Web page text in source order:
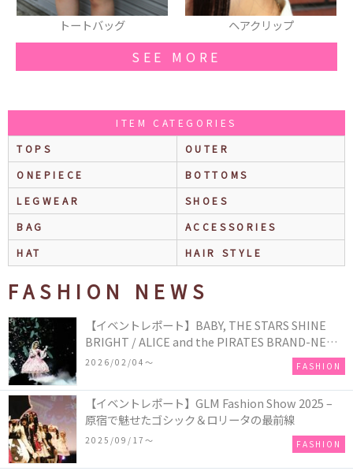
SEE MORE
ITEM CATEGORIES
TOPS
OUTER
ONEPIECE
BOTTOMS
LEGWEAR
SHOES
BAG
ACCESSORIES
HAT
HAIR STYLE
FASHION NEWS
【イベントレポート】BABY, THE STARS SHINE
BRIGHT / ALICE and the PIRATES BRAND-NEW
COLLECTION in TOKYO
2026/02/04〜 FASHION
【イベントレポート】GLM Fashion Show 2025 –
原宿で魅せたゴシック＆ロリータの最前線
2025/09/17〜 FASHION